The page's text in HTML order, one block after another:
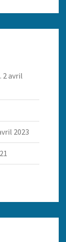
2 avril
2023